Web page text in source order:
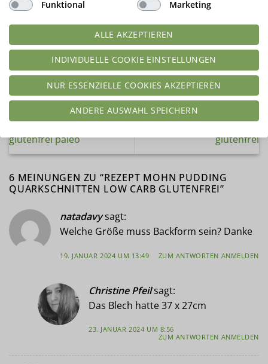
REZEPT Chicken Nuggets
im Backteig low carb
glutenfrei paleo
Rezept Zitronen-Mohn
Marmorkuchen low carb
glutenfrei
6 MEINUNGEN ZU “REZEPT MOHN PUDDING
QUARKSCHNITTEN LOW CARB GLUTENFREI”
natadavysagt:
Welche Größe muss Backform sein? Danke
19. JANUAR 2024 UM 13:49 ZUM ANTWORTEN ANMELDEN
Christine Pfeilsagt:
Das Blech hatte 37 x 27cm
23. JANUAR 2024 UM 8:56
ZUM ANTWORTEN ANMELDEN
Funktional
Marketing
ALLE AKZEPTIEREN
INDIVIDUELLE COOKIE EINSTELLUNGEN
NUR ESSENZIELLE COOKIES AKZEPTIEREN
ANDERE AUSWAHL SPEICHERN